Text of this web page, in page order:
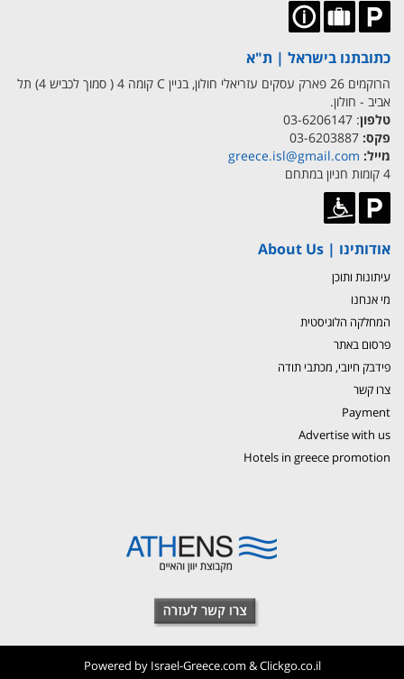
כתובתנו בישראל | ת"א
הרוקמים 26 פארק עסקים עזריאלי חולון, בניין C קומה 4 ( סמוך לכביש 4) תל
אביב - חולון.
טלפון: 03-6206147
פקס:
מייל: greece.isl@gmail.com
4 קומות חניון במתחם
אודותינו | About Us
עיתונות ותוכן
מי אנחנו
המחלקה הלוגיסטית
פרסום באתר
פידבק חיובי, מכתבי תודה
צרו קשר
Payment
Advertise with us
Hotels in greece promotion
Powered by Israel-Greece.com &Clickgo.co.il